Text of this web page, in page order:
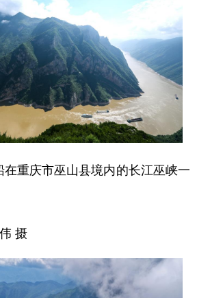
重庆市巫山县境内的长江巫峡一
摄